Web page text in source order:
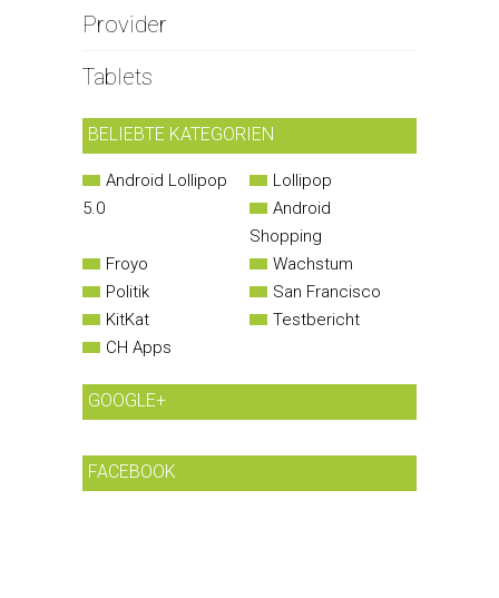
Provider
Tablets
BELIEBTE KATEGORIEN
Android Lollipop
5.0
Lollipop
Android
Shopping
Froyo
Wachstum
Politik
San Francisco
KitKat
Testbericht
CH Apps
GOOGLE+
FACEBOOK